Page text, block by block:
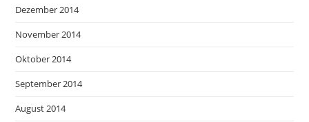
Dezember 2014
November 2014
Oktober 2014
September 2014
August 2014